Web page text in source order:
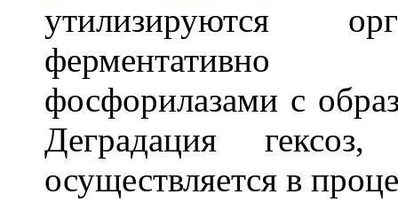
утилизируются
ферментативно
фосфорилазами с
Деградация
осуществляется в